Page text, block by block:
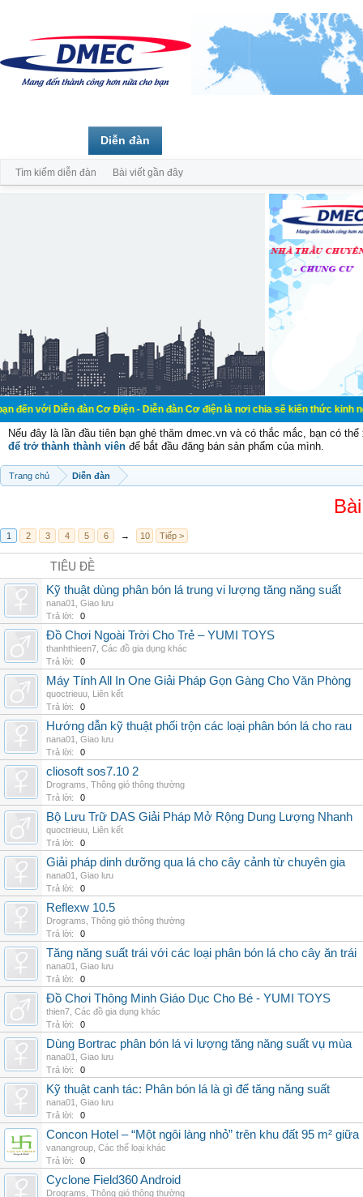
đàn Cơ Điện - Diễn đàn Cơ điện là nơi chia sẽ kiến thức kinh nghiệm
Nếu đây là lần đầu tiên bạn ghé thăm dmec.vn và có thắc mắc, bạn có
để trở thành thành viên để bắt đầu đăng bán sản phẩm của mình.
Trang chủ Diễn đàn
1 2 3 4 5 6 → 10 Tiếp >
TIÊU ĐỀ
Kỹ thuật dùng phân bón lá trung vi lượng tăng năng suất
nana01
Giao lưu
Trả lời:
0
Đồ Chơi Ngoài Trời Cho Trẻ – YUMI TOYS
thanhthieen7 Các đồ gia dụng khác
Trả lời:
0
Máy Tính All In One Giải Pháp Gọn Gàng Cho Văn Phòng
quoctrieuu Liên kết
Trả lời:
0
Hướng dẫn kỹ thuật phối trộn các loại phân bón lá cho rau
nana01
Giao lưu
Trả lời:
0
cliosoft sos7.10 2
Drograms Thông gió thông thường
Trả lời:
0
Bộ Lưu Trữ DAS Giải Pháp Mở Rộng Dung Lượng Nhanh
quoctrieuu Liên kết
Trả lời:
0
Giải pháp dinh dưỡng qua lá cho cây cảnh từ chuyên gia
nana01
Giao lưu
Trả lời:
0
Reflexw 10.5
Drograms Thông gió thông thường
Trả lời:
0
Tăng năng suất trái với các loại phân bón lá cho cây ăn trái
nana01
Giao lưu
Trả lời:
0
Đồ Chơi Thông Minh Giáo Dục Cho Bé - YUMI TOYS
thien7 Các đồ gia dụng khác
Trả lời:
0
Dùng Bortrac phân bón lá vi lượng tăng năng suất vụ mùa
nana01
Giao lưu
Trả lời:
0
Kỹ thuật canh tác: Phân bón lá là gì để tăng năng suất
nana01
Giao lưu
Trả lời:
0
Concon Hotel – “Một ngôi làng nhỏ” trên khu đất 95 m²
vanangroup Các thể loại khác
Trả lời:
0
Cyclone Field360 Android
Drograms Thông gió thông thường
Diễn đàn
Tìm kiếm diễn đàn Bài viết gần đây